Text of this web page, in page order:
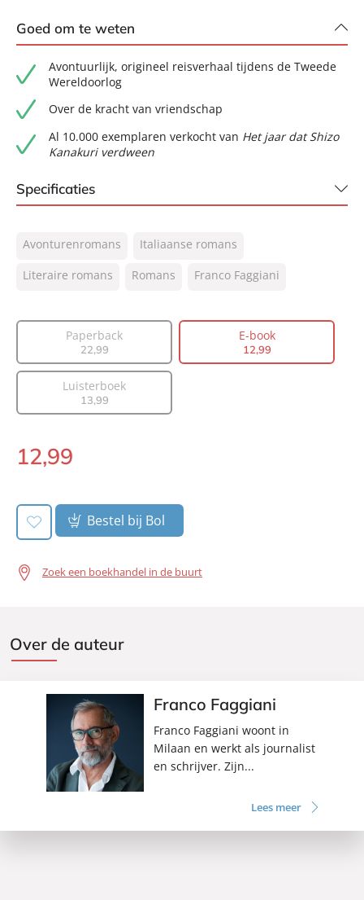
Goed om te weten
Avontuurlijk, origineel reisverhaal tijdens de Tweede
Wereldoorlog
Over de kracht van vriendschap
Al 10.000 exemplaren verkocht van Het jaar dat Shizo
Kanakuri verdween
Specificaties
NUR:
302
Type:
E-book
Vertaler:
Saskia Peterzon-Kotte
Aantal pagina's:
288
Uitgever:
Verschijningsdatum:
26-01-2021
Avonturenromans
Italiaanse romans
Literaire romans
Romans Franco Faggiani
Paperback
22,99
E-book
12,99
Luisterboek
13,99
E-
12,99
Bestel bij Bol
Zoek een boekhandel in de buurt
Over de auteur
Franco Faggiani
Franco Faggiani woont in
Milaan en werkt als journalist
en schrijver. Zijn...
Lees meer